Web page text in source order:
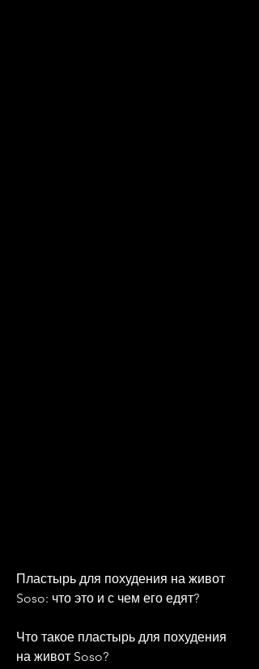
Пластырь для похудения на живот
Soso: что это и с чем его едят?
Что такое пластырь для похудения
на живот Soso?